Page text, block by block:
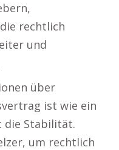
rechtlich
und
über
ist wie ein
die Stabilität.
um rechtlich